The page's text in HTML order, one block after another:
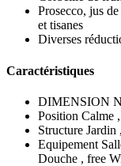
Prosecco, jus
et tisanes
Diverses
Caractéristiques
DIMENSION
Position Calme
Structure Jardin
Equipement
Douche , free